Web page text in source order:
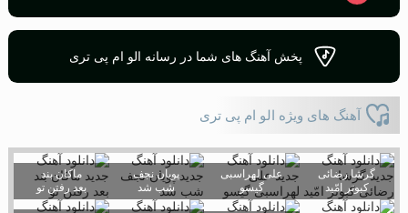
پخش آهنگ های شما در رسانه الو ام پی تری
آهنگ های ویژه الو ام پی تری
گرشا رضائی
کبوتر امّید
علی لهراسبی
گیسو
پویان نجف
شب شد
ماکان بند
بعد رفتن تو